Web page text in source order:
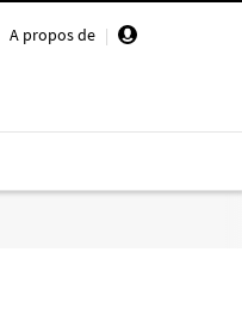
A propos de |